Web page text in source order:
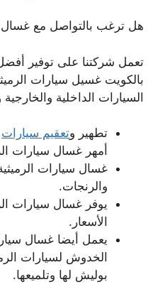
هل ترغب بالتواصل مع غسال
تعمل شركتنا على توفير
بالكويت غسيل سيارات
السيارات الداخلية
تطهير وتعقيم سيارات
أمهر غسال سيارات
غسال سيارات
والرنجات.
يوفر غسال سيارات
الأسعار.
يعمل أيضا غسال
الخدوش لسيارات
بوليش لها وتلميعها.